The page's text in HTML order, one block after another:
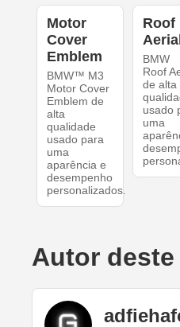
Motor
Cover
Emblem
BMW™ M3
Motor Cover
Emblem de
alta
qualidade
usado para
uma
aparência e
desempenho
personalizados.
Roof
Aerial
BMW
Roof
de alta
usado
uma
Autor